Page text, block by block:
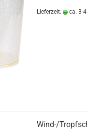
Lieferzeit: ca. 3-4
Wind-/